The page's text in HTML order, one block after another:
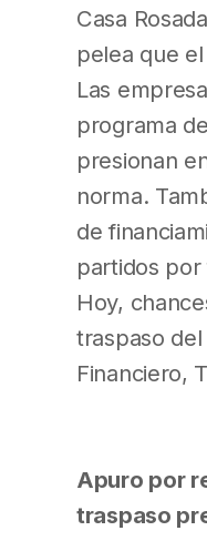
Casa
pelea que
Las
programa
presionan
norma.
de
partidos
Hoy,
traspaso
Financiero,
Apuro por
traspaso